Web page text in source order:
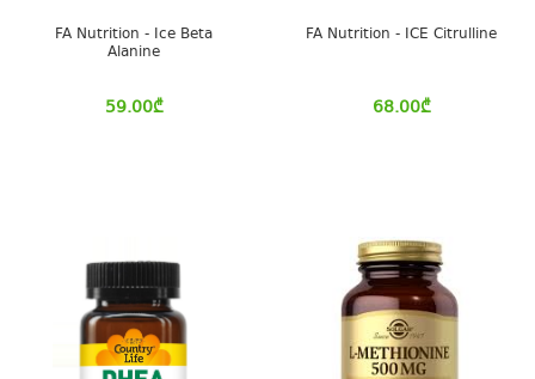
FA Nutrition - Ice Beta
Alanine
59.00₾
FA Nutrition - ICE Citrulline
68.00₾